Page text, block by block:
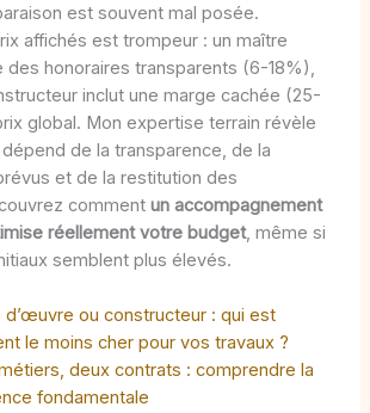
est souvent mal posée.
affichés est trompeur : un maître
des honoraires transparents (6-18%),
inclut une marge cachée (25-
global. Mon expertise terrain révèle
de la transparence, de la
et de la restitution des
comment un accompagnement
réellement votre budget, même si
semblent plus élevés.
d’œuvre ou constructeur : qui est
le moins cher pour vos travaux ?
deux contrats : comprendre la
fondamentale